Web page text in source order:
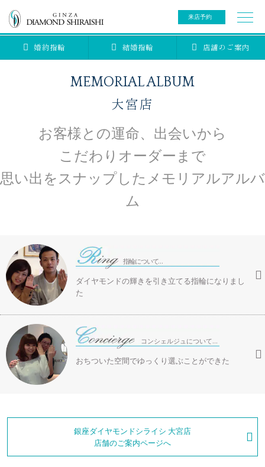
来店予約
婚約指輪 結婚指輪 店舗のご案内
0078-6000-5222
ブライダルリング
婚約指輪
エタニティリング
クローズアップ
ブライダルアイテム
ベビージュエリー
ラブレタージュエリー
アニバーサリージュエリー
セットリングコレクション
商品クオリティ
ダイヤモンドの品質
ダイヤモンド仕入れのこだわり
指輪の品質・特徴
シライシについて
ブランドコンセプト
お客様への想い
サービス
レーザー刻印サービス
ナノジュエリーコート
MEMORIAL ALBUM
大宮店
お客様との運命、出会いから
こだわりオーダーまで
思い出をスナップしたメモリアルアルバ
ム
指輪について…
ダイヤモンドの輝きを引き立てる指輪になりまし
た
コンシェルジュについて…
おちついた空間でゆっくり選ぶことができた
銀座ダイヤモンドシライシ 大宮店
店舗のご案内ページへ